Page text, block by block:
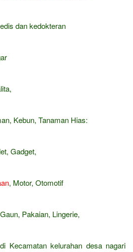
dan kedokteran
Kebun, Tanaman Hias:
Gadget,
, Motor, Otomotif
Pakaian, Lingerie,
Kecamatan kelurahan desa nagari